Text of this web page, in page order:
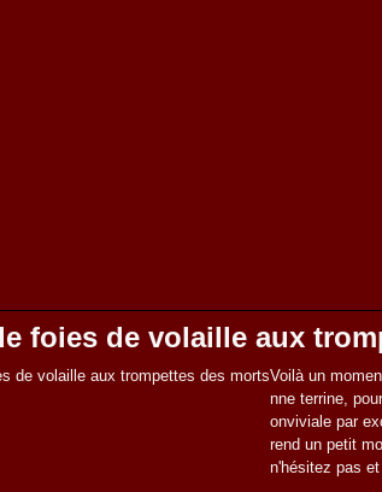
foies de volaille aux
Voilà un
nne terrine,
onviviale par
rend un petit
n'hésitez pas